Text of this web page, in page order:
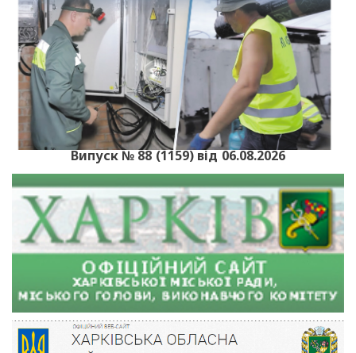
Випуск № 88 (1159) від 06.08.2026